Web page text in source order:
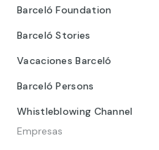
Barceló Foundation
Barceló Stories
Vacaciones Barceló
Barceló Persons
Whistleblowing Channel
Empresas